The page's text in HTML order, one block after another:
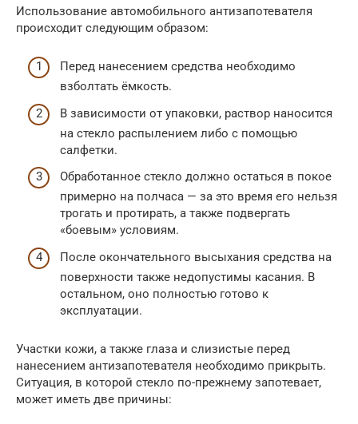
Использование автомобильного антизапотевателя
происходит следующим образом:
Перед нанесением средства необходимо
взболтать ёмкость.
В зависимости от упаковки, раствор наносится
на стекло распылением либо с помощью
салфетки.
Обработанное стекло должно остаться в покое
примерно на полчаса — за это время его нельзя
трогать и протирать, а также подвергать
«боевым» условиям.
После окончательного высыхания средства на
поверхности также недопустимы касания. В
остальном, оно полностью готово к
эксплуатации.
Участки кожи, а также глаза и слизистые перед
нанесением антизапотевателя необходимо прикрыть.
Ситуация, в которой стекло по-прежнему запотевает,
может иметь две причины: